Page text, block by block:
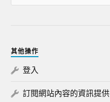
其他操作
登入
訂閱網站內容的資訊提供